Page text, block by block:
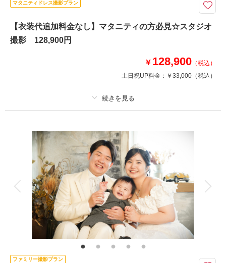
旅行×フォトウエディング ☆伊豆で大人気！「河津桜フォトウェディング」
☆
●プラン詳細
《オプション》
相談予約する
来店・オンライン
撮影日の空き
を確認する
マタニティドレス撮影プラン
【衣装代追加料金なし】マタニティの方必見☆スタジオ
撮影 128,900円
￥ 128,900 （税込）
土日祝UP料金： ￥33,000 （税込）
撮影料 新婦衣装1着
ヘアメイク
アルバム データ 130 カット
衣装追加 会食 挙式
家族と撮影 家族用衣装レンタル ペットと撮影
その他含むもの
新郎ヘアセット・撮影アテンド・ワイシャツ・靴・パンプス・ブーケ・ブー
トニア・アクセサリー・ティアラ・番傘・毛氈・草履・肌着・足袋・和装着
付け小物類【撮影に必要なアイテムはすべて揃っておりますので当日は手ぶ
らでご来店ください。】
ファミリー撮影プラン